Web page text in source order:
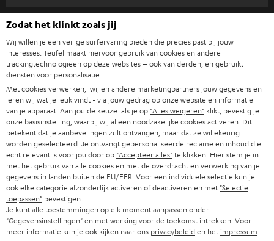
i
e
u
w
s
b
r
i
e
f
COMPLETE SYSTEMEN
SOUNDBARS
HIFI-SPEAKERS
SMART HOME
BLUETOOTH
KOPTELEFOONS
BLUETOOTH KOPTELEFOONS
COMPLETE SETS
SPEAKERS
SUPPORT
CARRIÈRE
PERS & MARKETING
B2B
PARTNERPROGRAMMA
BLOG
NEWSLETTER
STORES
TEUFEL VOORDELEN
Teufel online shops
DUITSLAND
OOSTENRIJK
ZWITSERLAND
NEDERLAND
BELGIË
FRANKRIJK
Zodat het klinkt zoals jij
Wij willen je een veilige surfervaring bieden die precies past bij jouw
interesses. Teufel maakt hiervoor gebruik van cookies en andere
trackingtechnologieën op deze websites – ook van derden, en gebruikt
diensten voor personalisatie.
Met cookies verwerken, wij en andere marketingpartners jouw gegevens en
leren wij wat je leuk vindt - via jouw gedrag op onze website en informatie
van je apparaat. Aan jou de keuze: als je op "Alles weigeren" klikt, bevestig je
onze basisinstelling, waarbij wij alleen noodzakelijke cookies activeren. Dit
betekent dat je aanbevelingen zult ontvangen, maar dat ze willekeurig
worden geselecteerd. Je ontvangt gepersonaliseerde reclame en inhoud die
echt relevant is voor jou door op "Accepteer alles"te klikken. Hier stem je in
met het gebruik van alle cookies en met de overdracht en verwerking van je
gegevens in landen buiten de EU/EER. Voor een individuele selectie kun je
ook elke categorie afzonderlijk activeren of deactiveren en met "Selectie
toepassen" bevestigen.
Je kunt alle toestemmingen op elk moment aanpassen onder
"Gegevensinstellingen" en met werking voor de toekomst intrekken. Voor
meer informatie kun je ook kijken naar ons privacybeleiden het impressum